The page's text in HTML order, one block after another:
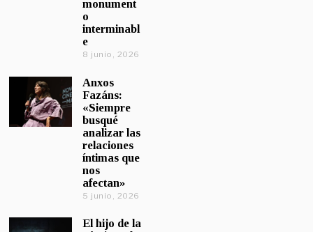
monument
o
interminabl
e
8 junio, 2026
Anxos
Fazáns:
«Siempre
busqué
analizar las
relaciones
íntimas que
nos
afectan»
5 junio, 2026
El hijo de la